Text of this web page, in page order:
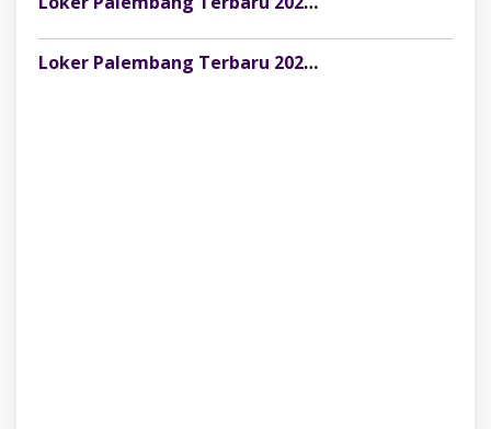
Loker Palembang Terbaru 2026 Captain / Supervisor Resto Pempek Mama Musi